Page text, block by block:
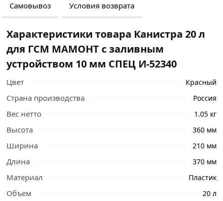
Самовывоз Условия возврата
Характеристики товара Канистра 20 л
для ГСМ МАМОНТ с заливным
устройством 10 мм СПЕЦ И-52340
Цвет Красный
Страна производства Россия
Вес нетто 1.05 кг
Высота 360 мм
Ширина 210 мм
Длина 370 мм
Материал Пластик
Объем 20 л